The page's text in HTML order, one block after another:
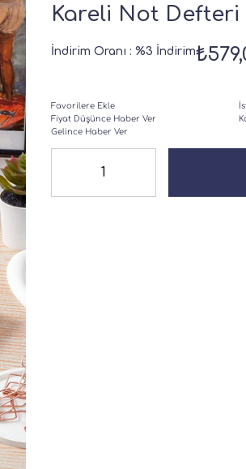
Kareli Not
İndirim Oranı : %3 İndirim
Favorilere Ekle
Fiyat Düşünce Haber Ver
Gelince Haber Ver